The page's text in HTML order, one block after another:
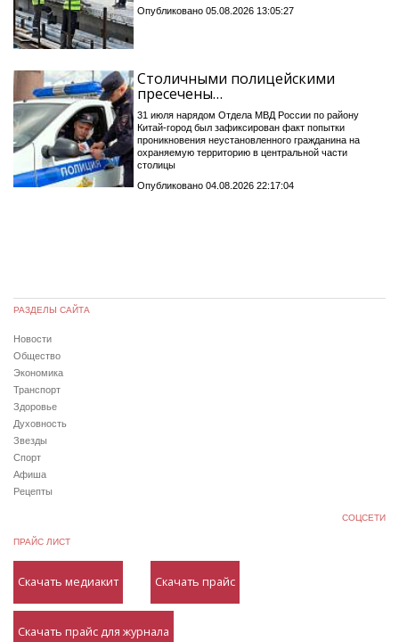
Опубликовано 05.08.2026 13:05:27
Столичными полицейскими
пресечены…
31 июля нарядом Отдела МВД России по району
Китай-город был зафиксирован факт попытки
проникновения неустановленного гражданина на
охраняемую территорию в центральной части
столицы
Опубликовано 04.08.2026 22:17:04
РАЗДЕЛЫ САЙТА
Новости
Общество
Экономика
Транспорт
Здоровье
Духовность
Звезды
Спорт
Афиша
Рецепты
СОЦСЕТИ
ПРАЙС ЛИСТ
Скачать медиакит Скачать прайс
Скачать прайс для журнала